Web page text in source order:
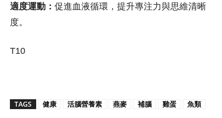
適度運動： 促進血液循環，提升專注力與思維清晰
度。
T10
TAGS 健康 活腦營養素 燕麥 補腦 雞蛋 魚類